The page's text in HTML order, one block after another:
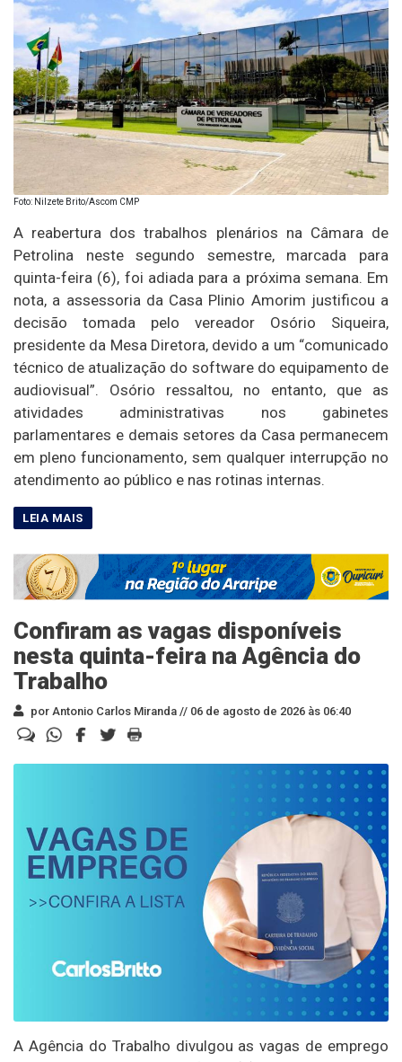
Foto: Nilzete Brito/Ascom CMP
A reabertura dos trabalhos plenários na Câmara de
Petrolina neste segundo semestre, marcada para
quinta-feira (6), foi adiada para a próxima semana. Em
nota, a assessoria da Casa Plinio Amorim justificou a
decisão tomada pelo vereador Osório Siqueira,
presidente da Mesa Diretora, devido a um “comunicado
técnico de atualização do software do equipamento de
audiovisual”. Osório ressaltou, no entanto, que as
atividades administrativas nos gabinetes
parlamentares e demais setores da Casa permanecem
em pleno funcionamento, sem qualquer interrupção no
atendimento ao público e nas rotinas internas.
Confiram as vagas disponíveis
nesta quinta-feira na Agência do
Trabalho
por Antonio Carlos Miranda // 06 de agosto de 2026 às 06:40
A Agência do Trabalho divulgou as vagas de emprego